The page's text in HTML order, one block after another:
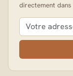
directement